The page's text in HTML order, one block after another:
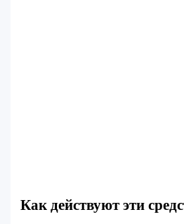
Как действуют эти